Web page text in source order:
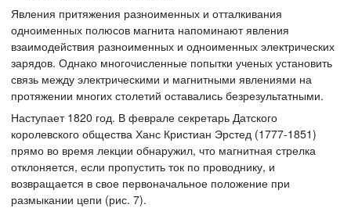
Явления притяжения разноименных и отталкивания
одноименных полюсов магнита напоминают явления
взаимодействия разноименных и одноименных электрических
зарядов. Однако многочисленные попытки ученых установить
связь между электрическими и магнитными явлениями на
протяжении многих столетий оставались безрезультатными.
Наступает 1820 год. В феврале секретарь Датского
королевского общества Ханс Кристиан Эрстед (1777-1851)
прямо во время лекции обнаружил, что магнитная стрелка
отклоняется, если пропустить ток по проводнику, и
возвращается в свое первоначальное положение при
размыкании цепи (рис. 7).